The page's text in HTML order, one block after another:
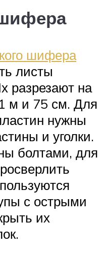
шифера
листы
разрезают на
м и 75 см. Для
нужны
и уголки.
болтами, для
с острыми
их